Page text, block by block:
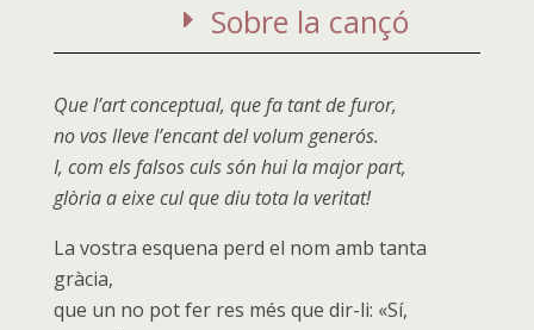
Sobre la cançó
Que l’art conceptual, que fa tant de furor,
no vos lleve l’encant del volum generós.
I, com els falsos culs són hui la major part,
glòria a eixe cul que diu tota la veritat!
La vostra esquena perd el nom amb tanta
gràcia,
que un no pot fer res més que dir-li: «Sí,